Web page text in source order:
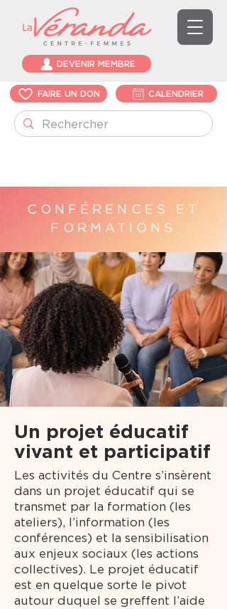
DEVENIR MEMBRE
FAIRE UN DON CALENDRIER
CONFÉRENCES ET
FORMATIONS
Un projet éducatif
vivant et participatif
Les activités du Centre s’insèrent
dans un projet éducatif qui se
transmet par la formation (les
ateliers), l’information (les
conférences) et la sensibilisation
aux enjeux sociaux (les actions
collectives). Le projet éducatif
est en quelque sorte le pivot
autour duquel se greffent l’aide